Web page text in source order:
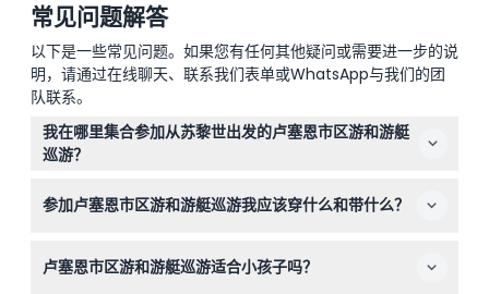
常见问题解答
以下是一些常见问题。如果您有任何其他疑问或需要进一步的说
明，请通过在线聊天、联系我们表单或WhatsApp与我们的团
队联系。
我在哪里集合参加从苏黎世出发的卢塞恩市区游和游艇
巡游？
苏黎世出发。请确保准时到达，出发时间为上午9:00。
参加卢塞恩市区游和游艇巡游我应该穿什么和带什么？
览。不要忘记带太阳镜，适合在卢塞恩湖的游艇巡游时使
卢塞恩市区游和游艇巡游适合小孩子吗？